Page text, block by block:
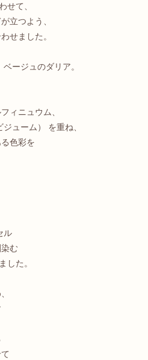
せて、
立つよう、
せました。
ージュのダリア。
ィニュウム、
ューム） を重ね、
色彩を
ル
む
した。